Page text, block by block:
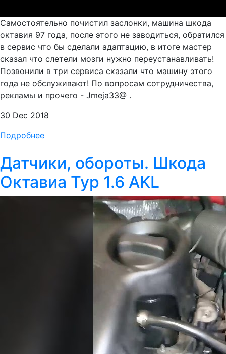
Самостоятельно почистил заслонки, машина шкода
октавия 97 года, после этого не заводиться, обратился
в сервис что бы сделали адаптацию, в итоге мастер
сказал что слетели мозги нужно переустанавливать!
Позвонили в три сервиса сказали что машину этого
года не обслуживают! По вопросам сотрудничества,
рекламы и прочего - Jmeja33@ .
30 Dec 2018
Подробнее
Датчики, обороты. Шкода
Октавиа Тур 1.6 AKL